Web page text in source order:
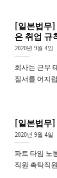
[일본법무]
은 취업 규
2020년 9월 4일
회사는 근무
질서를 어지
[일본법무]
2020년 9월 4일
파트 타임 노
직원 촉탁직